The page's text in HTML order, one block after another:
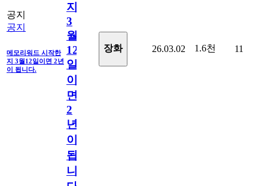
공지
공지
메모리워드 시작한
지 3월12일이면 2년
이 됩니다.
지
3
월
12
일
이
면
2
년
이
됩
니
장화 26.03.02 1.6천 11